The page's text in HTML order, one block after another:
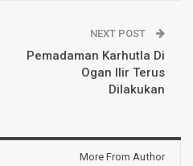
NEXT POST
Pemadaman Karhutla Di
Ogan Ilir Terus
Dilakukan
More From Author